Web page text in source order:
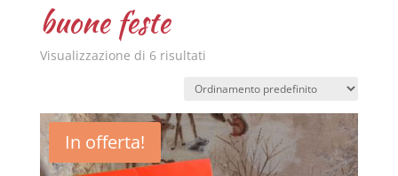
buone feste
Visualizzazione di 6 risultati
In offerta!